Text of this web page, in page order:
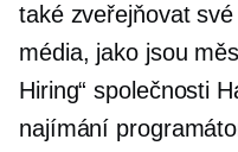
také zveřejňovat
média, jako jsou
Hiring“ společnosti
najímání